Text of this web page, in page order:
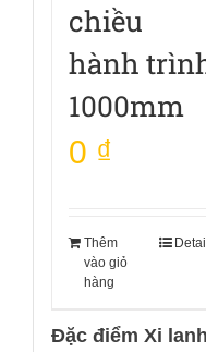
chiều
hành
1000mm
0 ₫
Thêm
vào giỏ
hàng
Đặc điểm Xi